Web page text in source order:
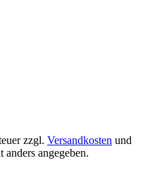
zzgl. Versandkosten und
angegeben.